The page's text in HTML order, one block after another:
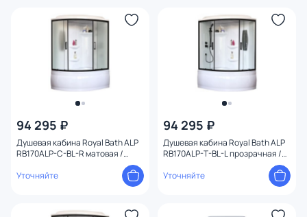
94 295 ₽
Душевая кабина Royal Bath ALP
RB170ALP-C-BL-R матовая /
Уточняйте
94 295 ₽
Душевая кабина Royal Bath ALP
RB170ALP-T-BL-L прозрачная /
Уточняйте